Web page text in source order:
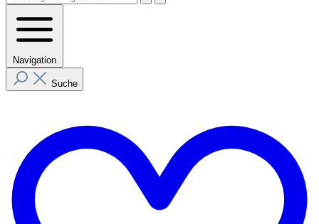
Navigation
Suche